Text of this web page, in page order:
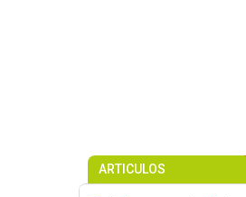
ARTICULOS